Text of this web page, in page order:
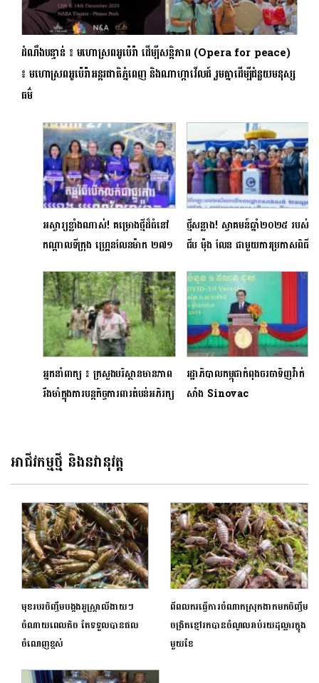
ដំណឹងបន្ទាន់ ៖ មហោស្រព​អូប៉េរ៉ា ដើម្បីសន្តិភាព (Opera for peace)
៖ មហោស្រពអូប៉េរ៉ាអន្តរជាតិភ្នំពេញ និងណាហ្កាវើលដ៍ រួមគ្នាដើម្បីជំនួយមនុស្ស
ធម៌
អស្ចារ្យខ្លាំងណាស់! គម្រោងថ្មីដ៏ធំនៅ
កណ្តាលទីក្រុង ហ្រ្គេនលែនម៉ាក ២៧១
ជាផ្លូវការហើយ
ថ្មីសន្លាង! ស្វាគមន៍ឆ្នាំ២០២៥ របស់
ជីប ម៉ុង លែន ជាមួយការប្រកាសពិធី
ដ្ឋានសាងសង់គម្រោងធំៗចំនួន ២
ព្រមគ្នា​
អ្នកនាំពាក្យ ៖ ក្រសួងបរិស្ថានមានភាព
រឹងមាំក្នុងការបន្តកិច្ចការពារតំបន់អភិរក្ស
រដ្ឋាភិបាលកម្ពុជាកំពុងចរចាទិញវ៉ាក់
សាំង Sinovac
អាជីវកម្មថ្មី និងនវានុវត្ត
មុខរបរចិញ្ចឹមបង្កងអូស្ត្រាលីងាយៗ
ចំណាយពេលតិច តែទទួលបានផល
ចំណេញខ្ពស់
ពីពលករធ្វើការចំណាកស្រុកងាកមកចិញ្ចឹម
ចង្រិតខ្មៅរកបានចំណូលរាប់រយដុល្លារក្នុង
មួយខែ